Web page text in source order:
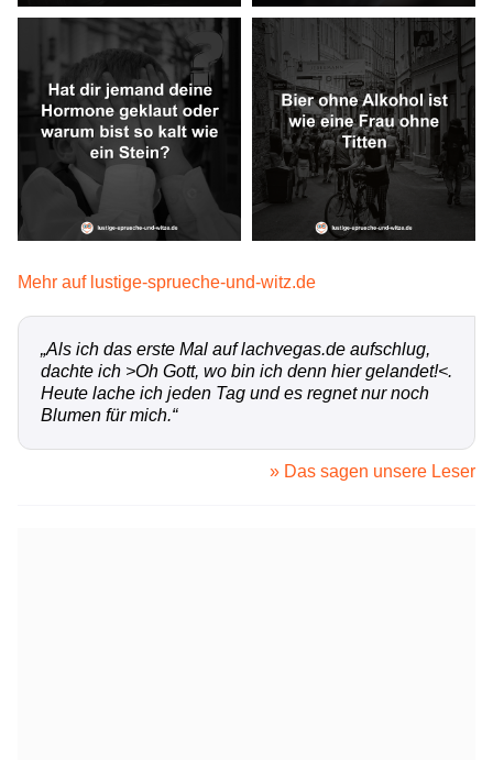
Mehr auf lustige-sprueche-und-witz.de
„Als ich das erste Mal auf lachvegas.de aufschlug,
dachte ich >Oh Gott, wo bin ich denn hier gelandet!<.
Heute lache ich jeden Tag und es regnet nur noch
Blumen für mich.“
» Das sagen unsere Leser